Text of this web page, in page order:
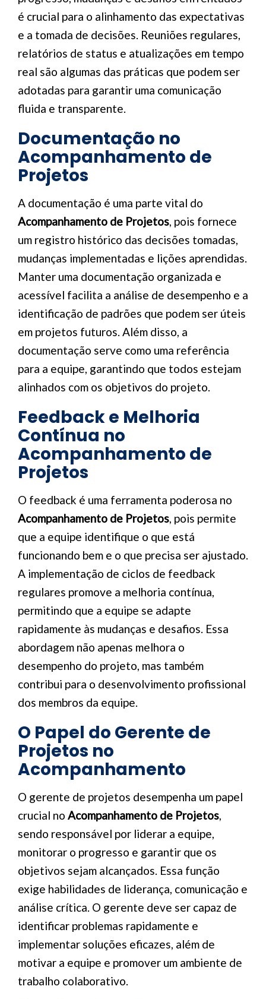
é crucial para o alinhamento das expectativas
e a tomada de decisões. Reuniões regulares,
relatórios de status e atualizações em tempo
real são algumas das práticas que podem ser
adotadas para garantir uma comunicação
fluida e transparente.
Documentação no
Acompanhamento de
Projetos
A documentação é uma parte vital do
Acompanhamento de Projetos, pois fornece
um registro histórico das decisões tomadas,
mudanças implementadas e lições aprendidas.
Manter uma documentação organizada e
acessível facilita a análise de desempenho e a
identificação de padrões que podem ser úteis
em projetos futuros. Além disso, a
documentação serve como uma referência
para a equipe, garantindo que todos estejam
alinhados com os objetivos do projeto.
Feedback e Melhoria
Contínua no
Acompanhamento de
Projetos
O feedback é uma ferramenta poderosa no
Acompanhamento de Projetos, pois permite
que a equipe identifique o que está
funcionando bem e o que precisa ser ajustado.
A implementação de ciclos de feedback
regulares promove a melhoria contínua,
permitindo que a equipe se adapte
rapidamente às mudanças e desafios. Essa
abordagem não apenas melhora o
desempenho do projeto, mas também
contribui para o desenvolvimento profissional
dos membros da equipe.
O Papel do Gerente de
Projetos no
Acompanhamento
O gerente de projetos desempenha um papel
crucial no Acompanhamento de Projetos,
sendo responsável por liderar a equipe,
monitorar o progresso e garantir que os
objetivos sejam alcançados. Essa função
exige habilidades de liderança, comunicação e
análise crítica. O gerente deve ser capaz de
identificar problemas rapidamente e
implementar soluções eficazes, além de
motivar a equipe e promover um ambiente de
trabalho colaborativo.